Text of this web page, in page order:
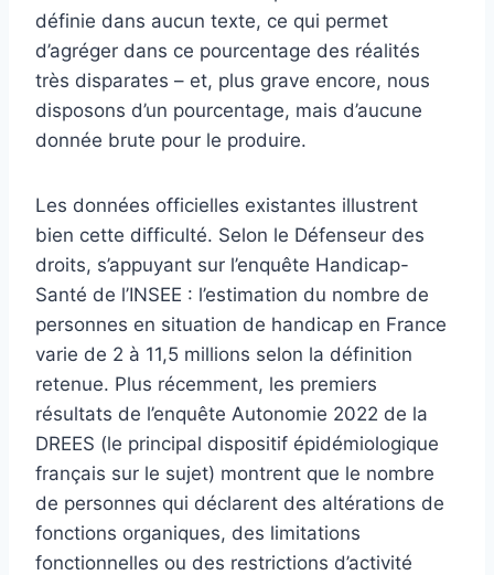
définie dans aucun texte, ce qui permet
d’agréger dans ce pourcentage des réalités
très disparates – et, plus grave encore, nous
disposons d’un pourcentage, mais d’aucune
donnée brute pour le produire.
Les données officielles existantes illustrent
bien cette difficulté. Selon le Défenseur des
droits, s’appuyant sur l’enquête Handicap-
Santé de l’INSEE : l’estimation du nombre de
personnes en situation de handicap en France
varie de 2 à 11,5 millions selon la définition
retenue. Plus récemment, les premiers
résultats de l’enquête Autonomie 2022 de la
DREES (le principal dispositif épidémiologique
français sur le sujet) montrent que le nombre
de personnes qui déclarent des altérations de
fonctions organiques, des limitations
fonctionnelles ou des restrictions d’activité